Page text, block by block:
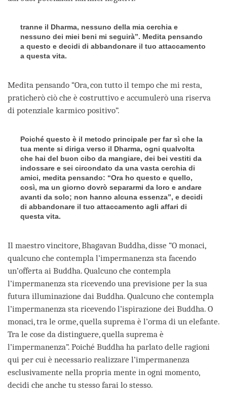
tranne il Dharma, nessuno della mia cerchia e
nessuno dei miei beni mi seguirà”. Medita pensando
a questo e decidi di abbandonare il tuo attaccamento
a questa vita.
Medita pensando “Ora, con tutto il tempo che mi resta,
praticherò ciò che è costruttivo e accumulerò una riserva
di potenziale karmico positivo”.
Poiché questo è il metodo principale per far sì che la
tua mente si diriga verso il Dharma, ogni qualvolta
che hai del buon cibo da mangiare, dei bei vestiti da
indossare e sei circondato da una vasta cerchia di
amici, medita pensando: “Ora ho questo e quello,
così, ma un giorno dovrò separarmi da loro e andare
avanti da solo; non hanno alcuna essenza”, e decidi
di abbandonare il tuo attaccamento agli affari di
questa vita.
Il maestro vincitore, Bhagavan Buddha, disse “O monaci,
qualcuno che contempla l’impermanenza sta facendo
un’offerta ai Buddha. Qualcuno che contempla
l’impermanenza sta ricevendo una previsione per la sua
futura illuminazione dai Buddha. Qualcuno che contempla
l’impermanenza sta ricevendo l’ispirazione dei Buddha. O
monaci, tra le orme, quella suprema è l’orma di un elefante.
Tra le cose da distinguere, quella suprema è
l’impermanenza”. Poiché Buddha ha parlato delle ragioni
qui per cui è necessario realizzare l’impermanenza
esclusivamente nella propria mente in ogni momento,
decidi che anche tu stesso farai lo stesso.